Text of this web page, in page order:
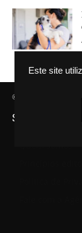
Este site
© Agência GBC.
SAIBA MAIS